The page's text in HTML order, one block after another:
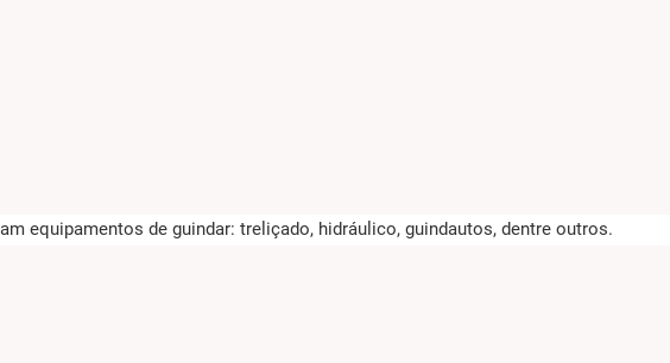
equipamentos de guindar: treliçado, hidráulico, guindautos, dentre outros.